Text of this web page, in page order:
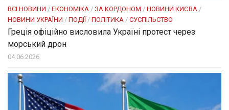
ВСІ НОВИНИ / ЕКОНОМІКА / ЗА КОРДОНОМ / НОВИНИ КИЄВА /
НОВИНИ УКРАЇНИ / ПОДІЇ / ПОЛІТИКА / СУСПІЛЬСТВО
Греція офіційно висловила Україні протест через
морський дрон
04.06.2026